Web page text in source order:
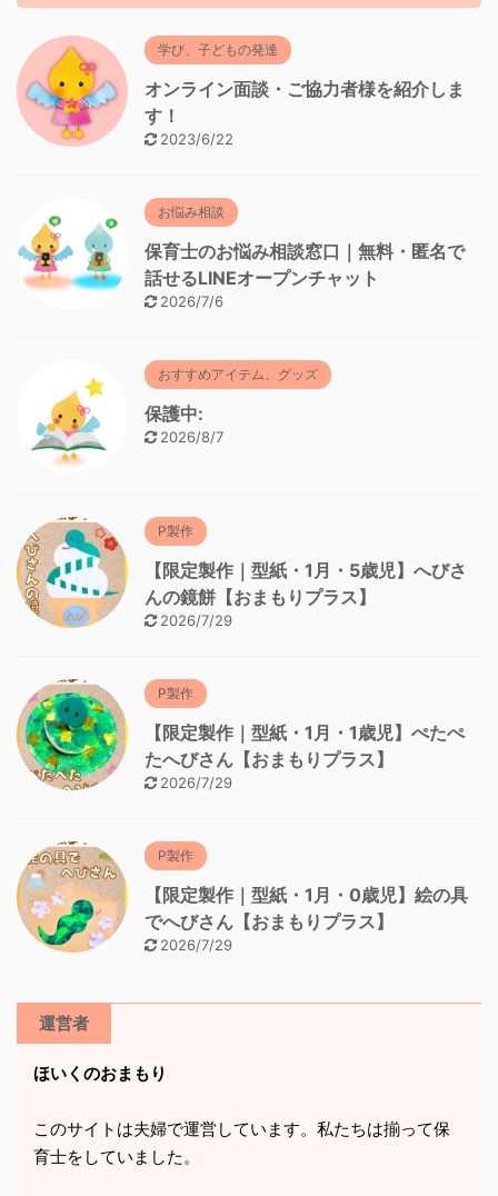
学び、子どもの発達
オンライン面談・ご協力者様を紹介しま
す！
2023/6/22
お悩み相談
保育士のお悩み相談窓口｜無料・匿名で
話せるLINEオープンチャット
2026/7/6
おすすめアイテム、グッズ
保護中:
2026/8/7
P製作
【限定製作｜型紙・1月・5歳児】へびさ
んの鏡餅【おまもりプラス】
2026/7/29
P製作
【限定製作｜型紙・1月・1歳児】ぺたぺ
たへびさん【おまもりプラス】
2026/7/29
P製作
【限定製作｜型紙・1月・0歳児】絵の具
でへびさん【おまもりプラス】
2026/7/29
運営者
ほいくのおまもり
このサイトは夫婦で運営しています。私たちは揃って保
育士をしていました。